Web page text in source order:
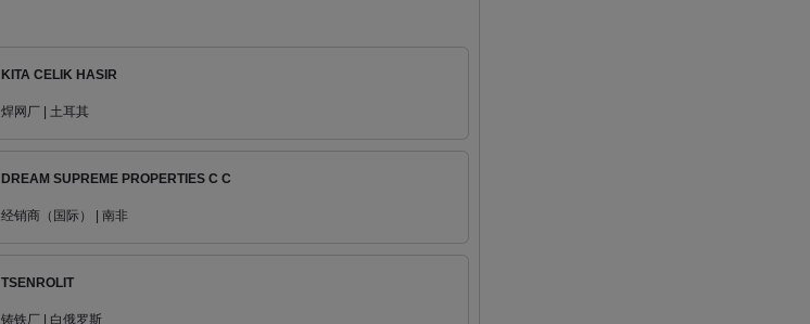
KITA CELIK HASIR
焊网厂 | 土耳其
DREAM SUPREME PROPERTIES C C
经销商（国际） | 南非
TSENROLIT
铸铁厂 | 白俄罗斯